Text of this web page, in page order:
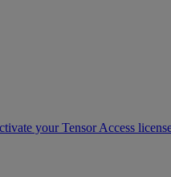
your Tensor Access